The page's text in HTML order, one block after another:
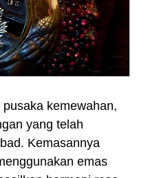
kemewahan,
yang telah
Kemasannya
emas